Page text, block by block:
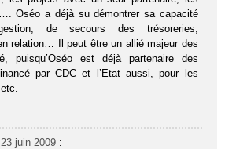
Oséo a déjà su démontrer sa capacité
de secours des trésoreries,
relation… Il peut être un allié majeur des
puisqu’Oséo est déjà partenaire des
par CDC et l’Etat aussi, pour les
23 juin 2009 :